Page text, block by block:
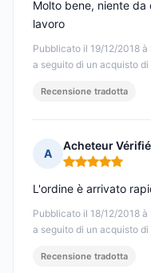
Pubblicato il 19/12/2018 à
a seguito di un acquisto
Molto bene, niente
lavoro
Recensione tradotta
A
Acheteur Vérifié
Nota: 5 su 5
Pubblicato il 18/12/2018 à
a seguito di un acquisto di
L'ordine è arrivato
Recensione tradotta